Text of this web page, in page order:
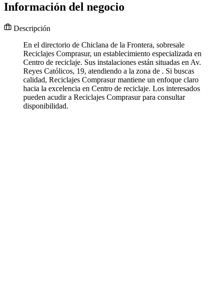
Información del negocio
Descripción
En el directorio de Chiclana de la Frontera, sobresale
Reciclajes Comprasur, un establecimiento especializada en
Centro de reciclaje. Sus instalaciones están situadas en Av.
Reyes Católicos, 19, atendiendo a la zona de . Si buscas
calidad, Reciclajes Comprasur mantiene un enfoque claro
hacia la excelencia en Centro de reciclaje. Los interesados
pueden acudir a Reciclajes Comprasur para consultar
disponibilidad.